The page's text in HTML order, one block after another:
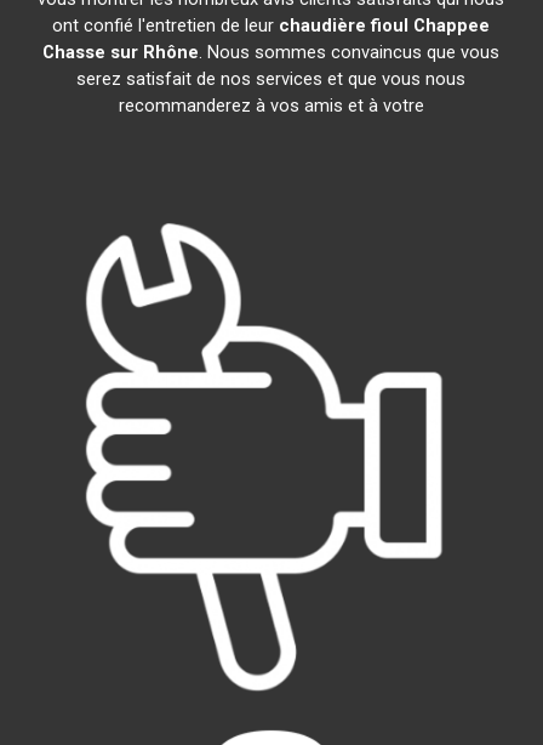
ont confié l'entretien de leur chaudière fioul Chappee
Chasse sur Rhône. Nous sommes convaincus que vous
serez satisfait de nos services et que vous nous
recommanderez à vos amis et à votre